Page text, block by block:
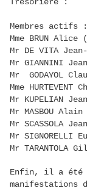
Membres actifs :
Mme BRUN
Mr DE VITA
Mr GIANNINI
Mr GODAYOL
Mme
Mr KUPELIAN
Mr MASBOU
Mr SCASSOLA
Mr SIGNORELLI
Mr TARANTOLA
Enfin, il a été
manifestations